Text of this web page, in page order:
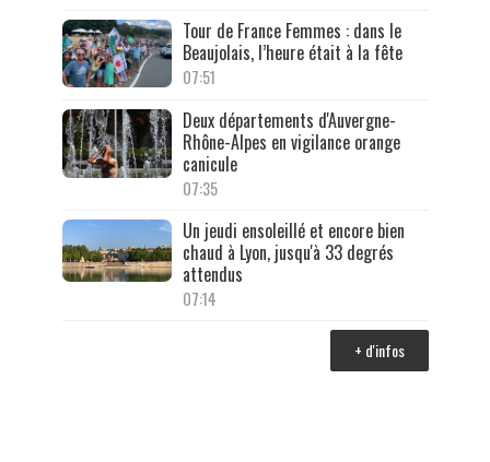
Tour de France Femmes : dans le
Beaujolais, l’heure était à la fête
07:51
Deux départements d'Auvergne-
Rhône-Alpes en vigilance orange
canicule
07:35
Un jeudi ensoleillé et encore bien
chaud à Lyon, jusqu'à 33 degrés
attendus
07:14
+ d'infos